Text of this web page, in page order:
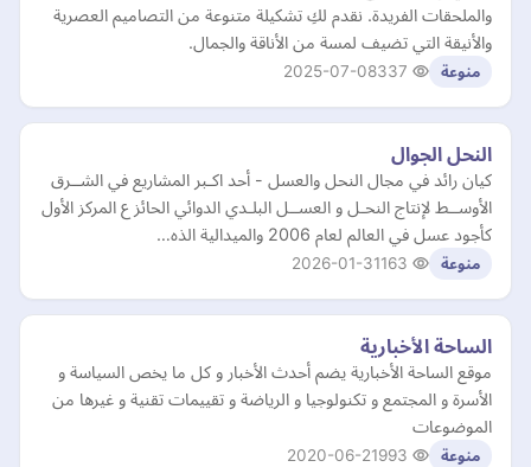
والملحقات الفريدة. نقدم لكِ تشكيلة متنوعة من التصاميم العصرية
والأنيقة التي تضيف لمسة من الأناقة والجمال.
منوعة 2025-07-08
النحل الجوال
كيان رائد في مجال النحل والعسل - أحد اكـبر المشاريع في الشــرق
الأوســط لإنتاج النحـل و العســل البلـدي الدوائي الحائز ع المركز الأول
كأجود عسل في العالم لعام 2006 والميدالية الذه…
منوعة 2026-01-31
الساحة الأخبارية
موقع الساحة الأخبارية يضم أحدث الأخبار و كل ما يخص السياسة و
الأسرة و المجتمع و تكنولوجيا و الرياضة و تقييمات تقنية و غيرها من
الموضوعات
منوعة 2020-06-21